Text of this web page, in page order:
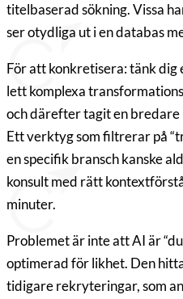
titelbaserad sökning. Vissa
ser otydliga ut i en databas
För att konkretisera: tänk dig
lett komplexa
och därefter tagit en bredare
Ett verktyg som filtrerar på
en specifik bransch kanske
konsult med rätt
minuter.
Problemet är inte att AI är
optimerad för likhet. Den
tidigare rekryteringar, som